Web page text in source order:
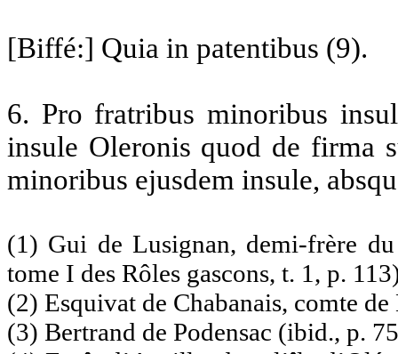
[Biffé:] Quia in patentibus (9).
6. Pro fratribus minoribus
insule Oleronis quod de firma
minoribus ejusdem insule,
(1) Gui de Lusignan, demi-frère
tome I des Rôles gascons, t. 1, p.
(2) Esquivat de Chabanais, comte
(3) Bertrand de Podensac (ibid., p.